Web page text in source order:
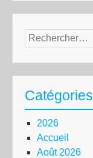
Rechercher :
Catégories
2026
Accueil
Août 2026